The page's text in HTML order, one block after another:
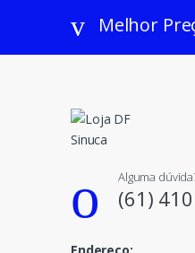
Melhor
Alguma
(61)